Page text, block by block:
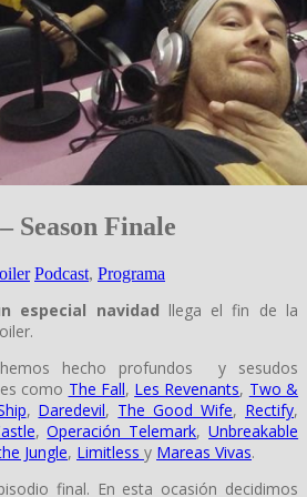
Season Finale
Podcast, Programa
especial navidad llega el fin de la
hecho profundos y sesudos
como The Fall, Les Revenants, Two &
, Daredevil, The Good Wife, Rectify,
,Operación Telemark,Unbreakable
Jungle, Limitless y Mareas Vivas.
final. En esta ocasión decidimos